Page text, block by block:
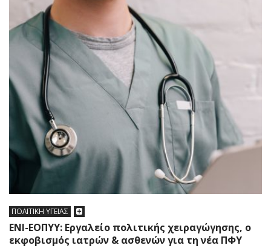
ΠΟΛΙΤΙΚΗ ΥΓΕΙΑΣ
ΕΝΙ-ΕΟΠΥΥ: Eργαλείο πολιτικής χειραγώγησης, o
εκφοβισμός ιατρών & ασθενών για τη νέα ΠΦΥ